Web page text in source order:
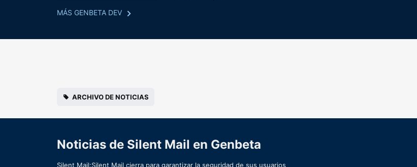
MÁS GENBETA DEV
ARCHIVO DE NOTICIAS
Noticias de Silent Mail en Genbeta
Silent Mail:Silent Mail cierra para garantizar la seguridad de sus usuarios